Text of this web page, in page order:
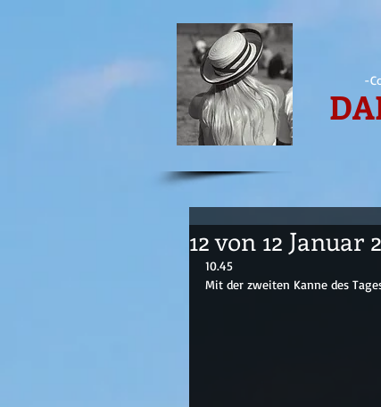
-
12 von 12 Januar
10.45
Mit der zweiten Kanne des